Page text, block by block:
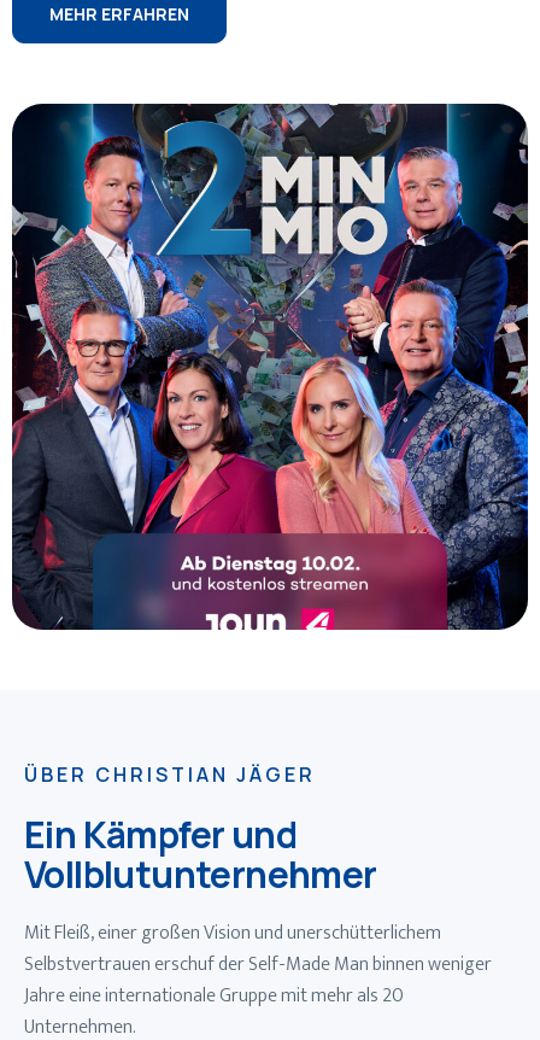
MEHR ERFAHREN
ÜBER CHRISTIAN JÄGER
Ein Kämpfer und
Vollblutunternehmer
Mit Fleiß, einer großen Vision und unerschütterlichem
Selbstvertrauen erschuf der Self-Made Man binnen weniger
Jahre eine internationale Gruppe mit mehr als 20
Unternehmen.